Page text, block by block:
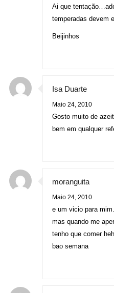
Ai que
temperadas devem
Beijinhos
Isa Duarte
Maio 24, 2010
Gosto muito de
bem em qualquer
moranguita
Maio 24, 2010
e um vicio para mim.
mas quando me
tenho que comer
bao semana